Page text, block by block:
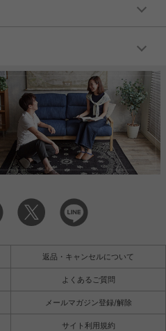
返品・キャンセルについて
よくあるご質問
メールマガジン登録/解除
サイト利用規約